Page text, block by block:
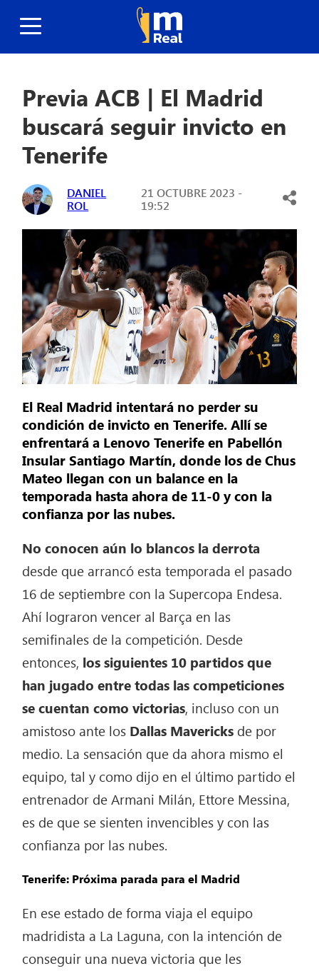
Previa ACB | El Madrid
buscará seguir invicto en
Tenerife
DANIEL
ROL
21 OCTUBRE 2023 -
19:52
El Real Madrid intentará no perder su
condición de invicto en Tenerife. Allí se
enfrentará a Lenovo Tenerife en Pabellón
Insular Santiago Martín, donde los de Chus
Mateo llegan con un balance en la
temporada hasta ahora de 11-0 y con la
confianza por las nubes.
No conocen aún lo blancos la derrota
desde que arrancó esta temporada el pasado
16 de septiembre con la Supercopa Endesa.
Ahí lograron vencer al Barça en las
semifinales de la competición. Desde
entonces, los siguientes 10 partidos que
han jugado entre todas las competiciones
se cuentan como victorias, incluso con un
amistoso ante los Dallas Mavericks de por
medio. La sensación que da ahora mismo el
equipo, tal y como dijo en el último partido el
entrenador de Armani Milán, Ettore Messina,
es de que se sienten invencibles y con las
confianza por las nubes.
Tenerife: Próxima parada para el Madrid
En ese estado de forma viaja el equipo
madridista a La Laguna, con la intención de
conseguir una nueva victoria que les